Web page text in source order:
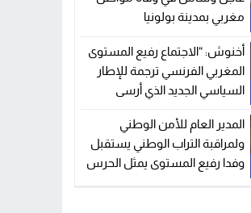
مغربي بمدينة بولونيا
أخنوش: “الاجتماع رفيع المستوى
المغربي الفرنسي ترجمة للإطار
السياسي الجديد الذي أرسى
إيمانويل ماكرون”
المدير العام للأمن الوطني
ولمراقبة التراب الوطني يستقبل
وفدا رفيع المستوى يمثل الحرس